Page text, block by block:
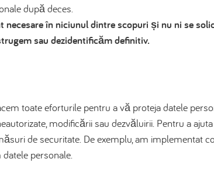
după deces.
necesare în niciunul dintre scopuri și nu ni se
sau dezidentificăm definitiv.
toate eforturile pentru a vă proteja datele
modificării sau dezvăluirii. Pentru a
de securitate. De exemplu, am implementat
personale.